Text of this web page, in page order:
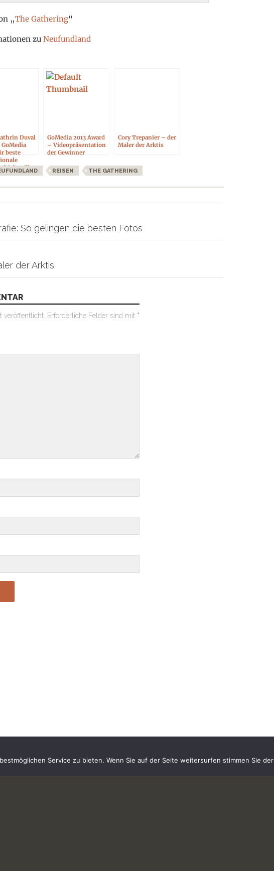
„The Gathering“
zu Neufundland
Duval
beste
über
GoMedia 2013 Award
– Videopräsentation
der Gewinner
Cory Trepanier – der
Maler der Arktis
REISEN THE GATHERING
So gelingen die besten Fotos
der Arktis
veröffentlicht. Erforderliche Felder sind mit *
Service zu bieten. Wenn Sie auf der Seite weitersurfen stimmen Sie der